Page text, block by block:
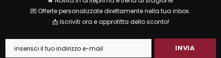
💌 Offerte personalizzate direttamente nella tua inbox.
📩 Iscriviti ora e approfitta dello sconto!